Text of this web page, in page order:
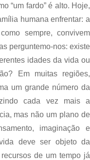
“um fardo” é alto. Hoje,
humana enfrentar: a
sempre, convivem
perguntemo-nos: existe
idades da vida ou
Em muitas regiões,
um grande número da
cada vez mais a
mas não um plano de
imaginação e
deve ser objeto da
de um tempo já